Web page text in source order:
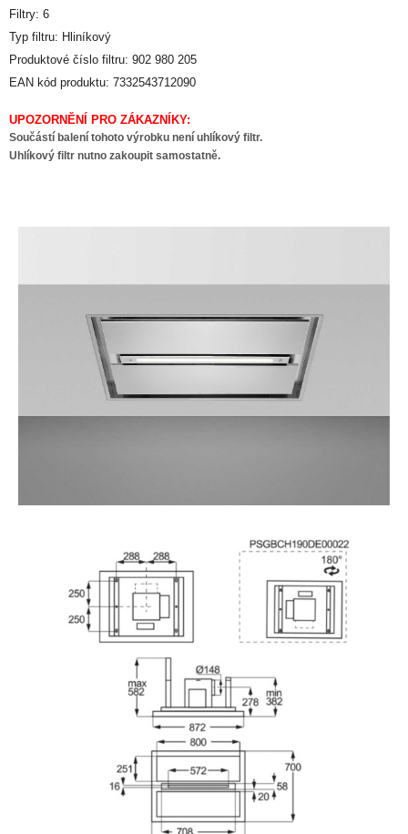
Filtry: 6
Typ filtru: Hliníkový
Produktové číslo filtru: 902 980 205
EAN kód produktu: 7332543712090
UPOZORNĚNÍ PRO ZÁKAZNÍKY:
Součástí balení tohoto výrobku není uhlíkový filtr.
Uhlíkový filtr nutno zakoupit samostatně.